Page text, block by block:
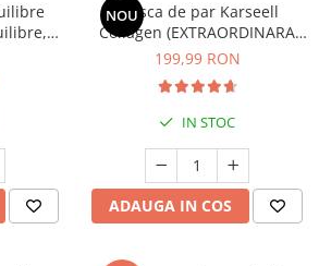
NOU
Masca de par Karseell
Collagen (EXTRAORDINARA
pentru par
ml
199,99 RON
IN STOC
ADAUGA IN COS